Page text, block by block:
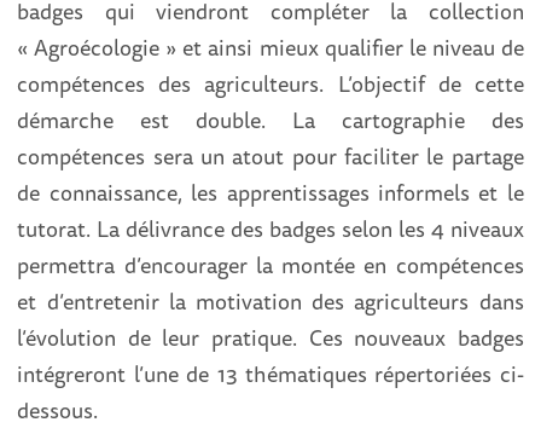
badges qui viendront compléter la collection
« Agroécologie » et ainsi mieux qualifier le niveau de
compétences des agriculteurs. L’objectif de cette
démarche est double. La cartographie des
compétences sera un atout pour faciliter le partage
de connaissance, les apprentissages informels et le
tutorat. La délivrance des badges selon les 4 niveaux
permettra d’encourager la montée en compétences
et d’entretenir la motivation des agriculteurs dans
l’évolution de leur pratique. Ces nouveaux badges
intégreront l’une de 13 thématiques répertoriées ci-
dessous.